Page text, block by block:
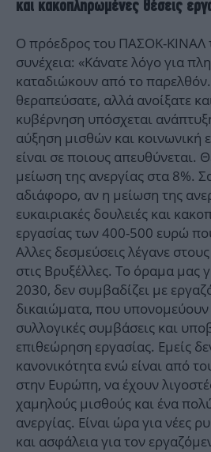
και κακοπληρωμένες θέσεις
Ο πρόεδρος του ΠΑΣΟΚ-ΚΙΝΑΛ
συνέχεια: «Κάνατε λόγο για
καταδιώκουν από το
θεραπεύσατε, αλλά ανοίξατε
κυβέρνηση υπόσχεται
αύξηση μισθών και κοινωνική
είναι σε ποιους απευθύνεται.
μείωση της ανεργίας στα 8%.
αδιάφορο, αν η μείωση της
ευκαιριακές δουλειές και
εργασίας των 400-500 ευρώ
Αλλες δεσμεύσεις λέγανε
στις Βρυξέλλες. Το όραμα μας
2030, δεν συμβαδίζει με
δικαιώματα, που υπονομεύουν
συλλογικές συμβάσεις και
επιθεώρηση εργασίας. Εμείς
κανονικότητα ενώ είναι από
στην Ευρώπη, να έχουν
χαμηλούς μισθούς και ένα
ανεργίας. Είναι ώρα για νέες
και ασφάλεια για τον